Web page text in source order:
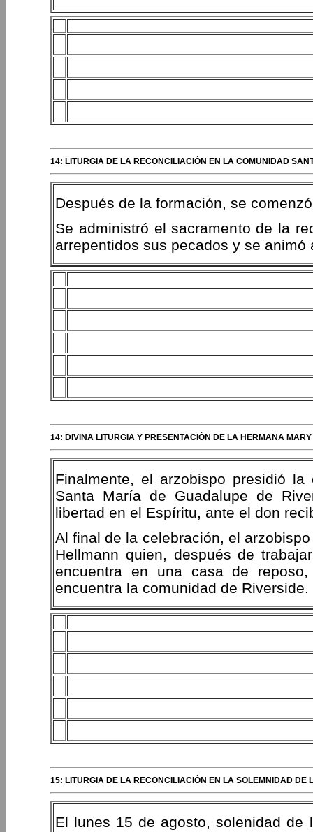
14: LITURGIA DE LA RECONCILIACIÓN EN LA COMUNIDAD
Después de la formación, se
Se administró el sacramento de la
arrepentidos sus pecados y se
14: DIVINA LITURGIA Y PRESENTACIÓN DE LA HERMANA
Finalmente, el arzobispo presidió
Santa María de Guadalupe de
libertad en el Espíritu, ante el don
Al final de la celebración, el
Hellmann quien, después de
encuentra en una casa de
encuentra la comunidad de Riverside.
15: LITURGIA DE LA RECONCILIACIÓN EN LA SOLEMNIDAD
El lunes 15 de agosto, solenidad de